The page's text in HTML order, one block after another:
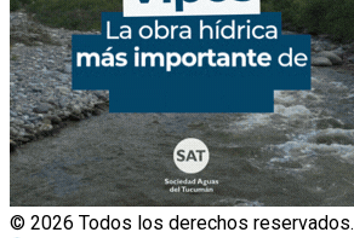
© 2026 Todos los derechos reservados.